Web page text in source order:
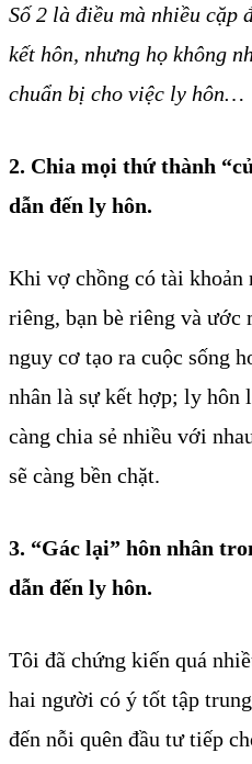
Số 2 là điều mà nhiều cặp
kết hôn, nhưng họ không
chuẩn bị cho việc ly hôn…
2. Chia mọi thứ thành
dẫn đến ly hôn.
Khi vợ chồng có tài khoản
riêng, bạn bè riêng và ước
nguy cơ tạo ra cuộc sống
nhân là sự kết hợp; ly hôn
càng chia sẻ nhiều với
sẽ càng bền chặt.
3. “Gác lại” hôn nhân
dẫn đến ly hôn.
Tôi đã chứng kiến quá
hai người có ý tốt tập
đến nỗi quên đầu tư tiếp